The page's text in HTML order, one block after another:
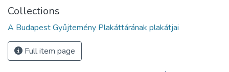
Collections
A Budapest Gyűjtemény Plakáttárának plakátjai
Full item page